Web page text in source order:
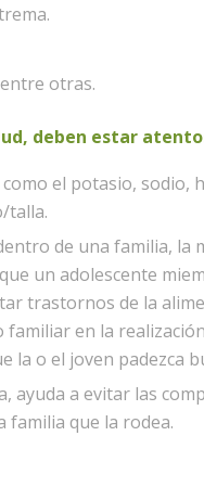
otras.
deben estar
el potasio, sodio,
talla.
de una familia, la
un adolescente
trastornos de la
en la
la o el joven padezca
ayuda a evitar las
familia que la rodea.